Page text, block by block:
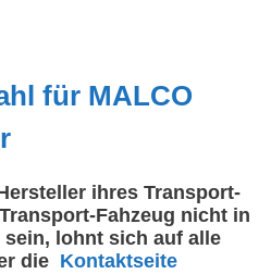
für MALCO
ihres Transport-
Fahzeug nicht in
lohnt sich auf alle
die Kontaktseite